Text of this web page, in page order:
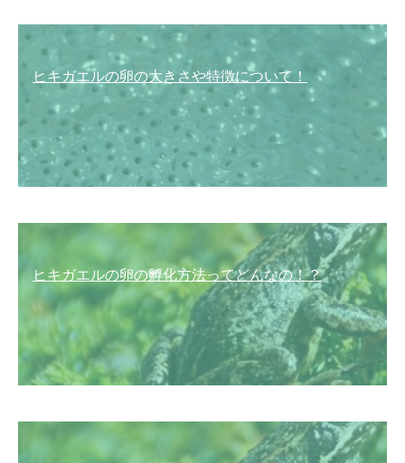
ヒキガエルの卵の大きさや特徴について！
ヒキガエルの卵の孵化方法ってどんなの！？